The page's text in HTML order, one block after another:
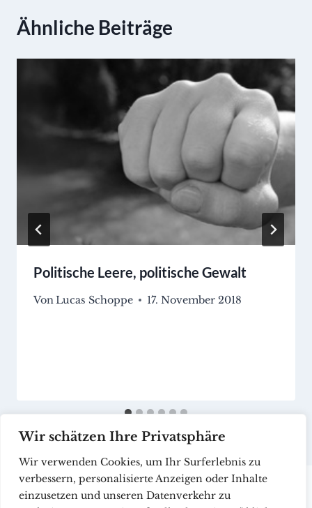
Wir schätzen Ihre Privatsphäre
Wir verwenden Cookies, um Ihr Surferlebnis zu
verbessern, personalisierte Anzeigen oder Inhalte
einzusetzen und unseren Datenverkehr zu
Ähnliche Beiträge
Politische Leere, politische Gewalt
VonLucas Schoppe 17. November 2018